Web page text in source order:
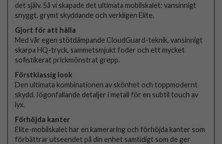
det själv. Så vi skapade det ultimata mobilskalet: vansinnigt
snyggt, grymt skyddande och verkligen Elite.
Gjort för att hålla
Med vår egen stötdämpande CloudGuard-teknik, vansinnigt
skarpa HQ-tryck, sammetsmjukt foder och ett mycket
sofistikerat prickmönstrat grepp.
Förstklassig look
Den ultimata kombinationen av skönhet och toppmodernt
skydd. Iögonfallande detaljer i metall för en subtil touch av
lyx.
Förhöjda kanter
Elite-mobilskalet har en kameraring och förhöjda kanter som
förbättrar utseendet på din enhet samtidigt som de ger